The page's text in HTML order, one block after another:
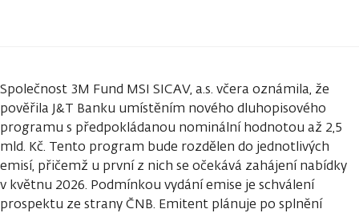
Společnost 3M Fund MSI SICAV, a.s. včera oznámila, že
pověřila J&T Banku umístěním nového dluhopisového
programu s předpokládanou nominální hodnotou až 2,5
mld. Kč. Tento program bude rozdělen do jednotlivých
emisí, přičemž u první z nich se očekává zahájení nabídky
v květnu 2026. Podmínkou vydání emise je schválení
prospektu ze strany ČNB. Emitent plánuje po splnění